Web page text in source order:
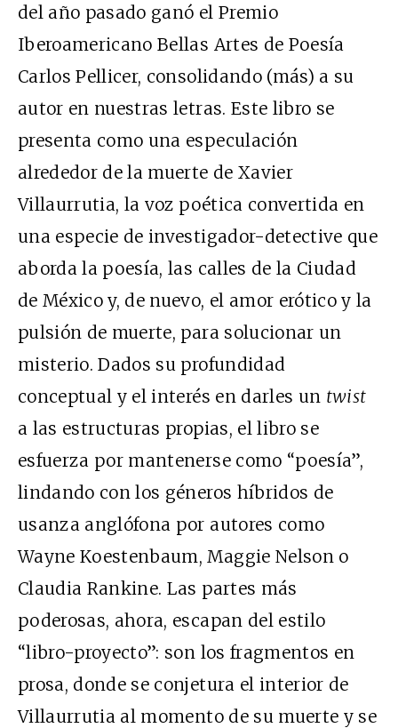
del año pasado ganó el Premio
Iberoamericano Bellas Artes de Poesía
Carlos Pellicer, consolidando (más) a su
autor en nuestras letras. Este libro se
presenta como una especulación
alrededor de la muerte de Xavier
Villaurrutia, la voz poética convertida en
una especie de investigador-detective que
aborda la poesía, las calles de la Ciudad
de México y, de nuevo, el amor erótico y la
pulsión de muerte, para solucionar un
misterio. Dados su profundidad
conceptual y el interés en darles un twist
a las estructuras propias, el libro se
esfuerza por mantenerse como “poesía”,
lindando con los géneros híbridos de
usanza anglófona por autores como
Wayne Koestenbaum, Maggie Nelson o
Claudia Rankine. Las partes más
poderosas, ahora, escapan del estilo
“libro-proyecto”: son los fragmentos en
prosa, donde se conjetura el interior de
Villaurrutia al momento de su muerte y se